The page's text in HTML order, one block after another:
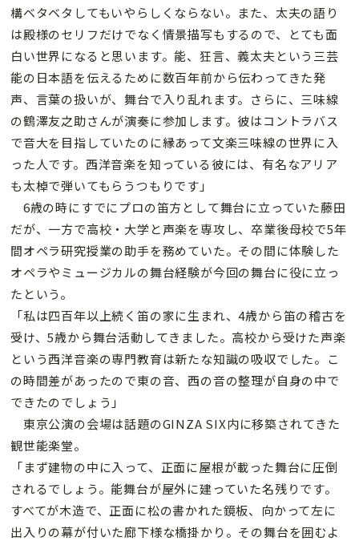
構ベタベタしてもいやらしくならない。また、太夫の語り
は殿様のセリフだけでなく情景描写もするので、とても面
白い世界になると思います。能、狂言、義太夫という三芸
能の日本語を伝えるために数百年前から伝わってきた発
声、言葉の扱いが、舞台で入り乱れます。さらに、三味線
の鶴澤友之助さんが演奏に参加します。彼はコントラバス
で音大を目指していたのに縁あって文楽三味線の世界に入
った人です。西洋音楽を知っている彼には、有名なアリア
も太棹で弾いてもらうつもりです」
6歳の時にすでにプロの笛方として舞台に立っていた藤田
だが、一方で高校・大学と声楽を専攻し、卒業後母校で5年
間オペラ研究授業の助手を務めていた。その間に体験した
オペラやミュージカルの舞台経験が今回の舞台に役に立っ
たという。
「私は四百年以上続く笛の家に生まれ、4歳から笛の稽古を
受け、5歳から舞台活動してきました。高校から受けた声楽
という西洋音楽の専門教育は新たな知識の吸収でした。こ
の時間差があったので東の音、西の音の整理が自身の中で
できたのでしょう」
東京公演の会場は話題のGINZA SIX内に移築されてきた
観世能楽堂。
「まず建物の中に入って、正面に屋根が載った舞台に圧倒
されるでしょう。能舞台が屋外に建っていた名残りです。
すべてが木造で、正面に松の書かれた鏡板、向かって左に
出入りの幕が付いた廊下様な橋掛かり。その舞台を囲むよ